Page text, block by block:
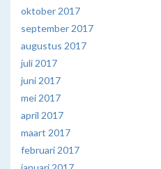
oktober 2017
september 2017
augustus 2017
juli 2017
juni 2017
mei 2017
april 2017
maart 2017
februari 2017